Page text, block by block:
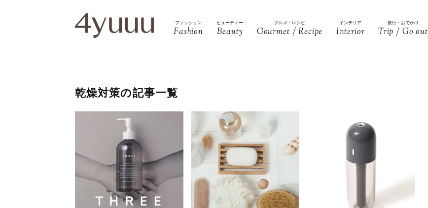
ファッション
Fashion
ビューティー
Beauty
グルメ・レシピ
Gourmet / Recipe
インテリア
Interior
旅行・おでかけ
Trip / Go out
乾燥対策の記事一覧